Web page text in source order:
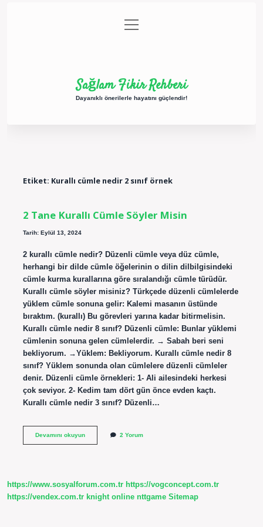
Gizlilik Politikası
menüyü
aç
Sağlam Fikir Rehberi
Dayanıklı önerilerle hayatını güçlendir!
Etiket: Kurallı cümle nedir 2 sınıf örnek
2 Tane Kurallı Cümle Söyler Misin
Tarih: Eylül 13, 2024
2 kurallı cümle nedir? Düzenli cümle veya düz cümle,
herhangi bir dilde cümle öğelerinin o dilin dilbilgisindeki
cümle kurma kurallarına göre sıralandığı cümle türüdür.
Kurallı cümle söyler misiniz? Türkçede düzenli cümlelerde
yüklem cümle sonuna gelir: Kalemi masanın üstünde
bıraktım. (kurallı) Bu görevleri yarına kadar bitirmelisin.
Kurallı cümle nedir 8 sınıf? Düzenli cümle: Bunlar yüklemi
cümlenin sonuna gelen cümlelerdir. → Sabah beri seni
bekliyorum. →Yüklem: Bekliyorum. Kurallı cümle nedir 8
sınıf? Yüklem sonunda olan cümlelere düzenli cümleler
denir. Düzenli cümle örnekleri: 1- Ali ailesindeki herkesi
çok seviyor. 2- Kedim tam dört gün önce evden kaçtı.
Kurallı cümle nedir 3 sınıf? Düzenli…
Devamını okuyun2
2 Yorum
https://www.sosyalforum.com.tr https://vogconcept.com.tr
https://vendex.com.tr knight online nttgame Sitemap